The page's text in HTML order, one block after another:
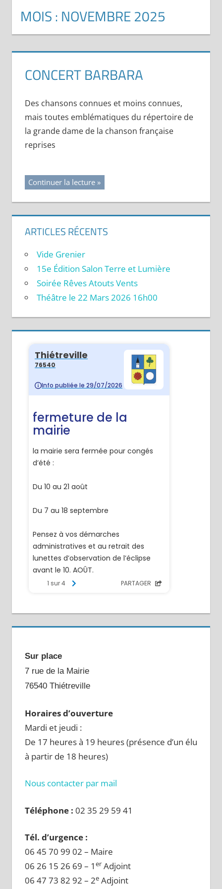
MOIS : NOVEMBRE 2025
CONCERT BARBARA
Des chansons connues et moins connues,
mais toutes emblématiques du répertoire de
la grande dame de la chanson française
reprises
Continuer la lecture
ARTICLES RÉCENTS
Vide Grenier
15e Édition Salon Terre et Lumière
Soirée Rêves Atouts Vents
Théâtre le 22 Mars 2026 16h00
Sur place
7 rue de la Mairie
76540 Thiétreville
Horaires d’ouverture
Mardi et jeudi :
De 17 heures à 19 heures (présence d’un élu
à partir de 18 heures)
Nous contacter par mail
Téléphone : 02 35 29 59 41
Tél. d’urgence :
06 45 70 99 02 – Maire
06 26 15 26 69 – 1 erAdjoint
06 47 73 82 92 – 2eAdjoint